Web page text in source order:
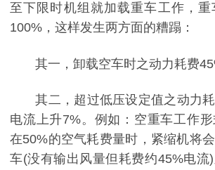
至下限时机组就加载重车工作，
100%，这样发生两方面的糟蹋：
其一，卸载空车时之动力耗费
其二，超过低压设定值之动力
电流上升7%。例如：空重车工作
在50%的空气耗费量时，紧缩机将
车(没有输出风量但耗费约45%电流